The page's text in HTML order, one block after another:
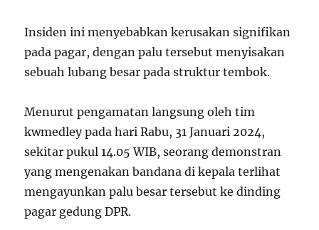
Insiden ini menyebabkan kerusakan signifikan
pada pagar, dengan palu tersebut menyisakan
sebuah lubang besar pada struktur tembok.
Menurut pengamatan langsung oleh tim
kwmedley pada hari Rabu, 31 Januari 2024,
sekitar pukul 14.05 WIB, seorang demonstran
yang mengenakan bandana di kepala terlihat
mengayunkan palu besar tersebut ke dinding
pagar gedung DPR.